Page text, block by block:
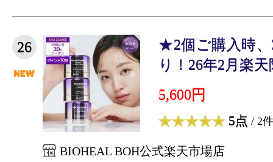
26
★2個ご購入時
り！26年2月楽
5,600円
5点 / 2件
BIOHEAL BOH公式楽天市場店